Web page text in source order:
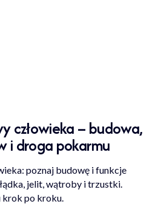
człowieka – budowa,
i droga pokarmu
poznaj budowę i funkcje
jelit, wątroby i trzustki.
po kroku.